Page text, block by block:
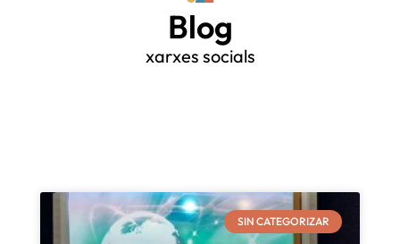
Blog
xarxes socials
SIN CATEGORIZAR